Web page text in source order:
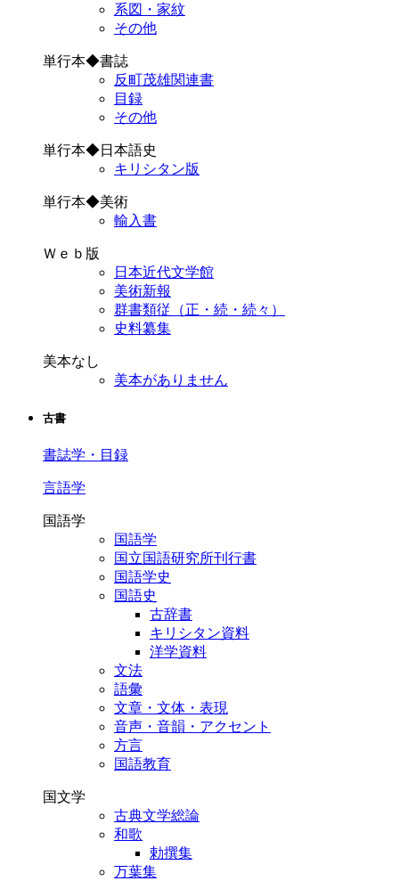
系図・家紋
その他
単行本◆書誌
反町茂雄関連書
目録
その他
単行本◆日本語史
キリシタン版
単行本◆美術
輸入書
Ｗｅｂ版
日本近代文学館
美術新報
群書類従（正・続・続々）
史料纂集
美本なし
美本がありません
古書
書誌学・目録
言語学
国語学
国語学
国立国語研究所刊行書
国語学史
国語史
古辞書
キリシタン資料
洋学資料
文法
語彙
文章・文体・表現
音声・音韻・アクセント
方言
国語教育
国文学
古典文学総論
和歌
勅撰集
万葉集